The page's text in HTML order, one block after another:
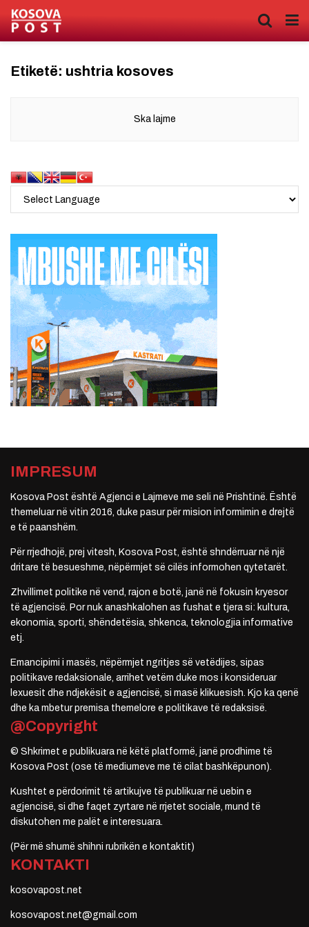
Etiketë: ushtria kosoves
Ska lajme
IMPRESUM
Kosova Post është Agjenci e Lajmeve me seli në Prishtinë. Është
themeluar në vitin 2016, duke pasur për mision informimin e drejtë
e të paanshëm.
Për rrjedhojë, prej vitesh, Kosova Post, është shndërruar në një
dritare të besueshme, nëpërmjet së cilës informohen qytetarët.
Zhvillimet politike në vend, rajon e botë, janë në fokusin kryesor
të agjencisë. Por nuk anashkalohen as fushat e tjera si: kultura,
ekonomia, sporti, shëndetësia, shkenca, teknologjia informative
etj.
Emancipimi i masës, nëpërmjet ngritjes së vetëdijes, sipas
politikave redaksionale, arrihet vetëm duke mos i konsideruar
lexuesit dhe ndjekësit e agjencisë, si masë klikuesish. Kjo ka qenë
dhe ka mbetur premisa themelore e politikave të redaksisë.
@Copyright
© Shkrimet e publikuara në këtë platformë, janë prodhime të
Kosova Post (ose të mediumeve me të cilat bashkëpunon).
Kushtet e përdorimit të artikujve të publikuar në uebin e
agjencisë, si dhe faqet zyrtare në rrjetet sociale, mund të
diskutohen me palët e interesuara.
(Për më shumë shihni rubrikën e kontaktit)
KONTAKTI
kosovapost.net
kosovapost.net@gmail.com